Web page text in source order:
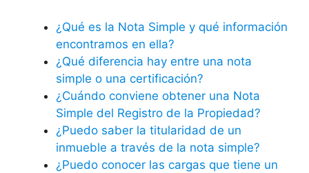
¿Qué es la Nota Simple y qué información
encontramos en ella?
¿Qué diferencia hay entre una nota
simple o una certificación?
¿Cuándo conviene obtener una Nota
Simple del Registro de la Propiedad?
¿Puedo saber la titularidad de un
inmueble a través de la nota simple?
¿Puedo conocer las cargas que tiene un